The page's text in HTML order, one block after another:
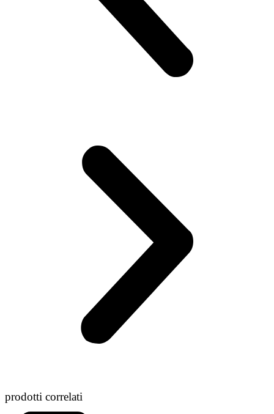
prodotti correlati